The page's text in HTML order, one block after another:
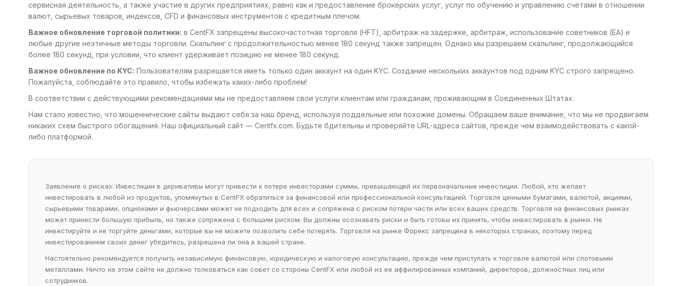
сервисная деятельность, а также участие в других предприятиях, равно как и предоставление брокерских услуг, услуг по обучению и управлению счётами в отношении
валют, сырьевых товаров, индексов, CFD и финансовых инструментов с кредитным плечом.
Важное обновление торговой политики: в CentFX запрещены высокочастотная торговля (HFT), арбитраж на задержке, арбитраж, использование советников (EA) и
любые другие неэтичные методы торговли. Скальпинг с продолжительностью менее 180 секунд также запрещен. Однако мы разрешаем скальпинг, продолжающийся
более 180 секунд, при условии, что клиент удерживает позицию не менее 180 секунд.
Важное обновление по KYC: Пользователям разрешается иметь только один аккаунт на один KYC. Создание нескольких аккаунтов под одним KYC строго запрещено.
Пожалуйста, соблюдайте это правило, чтобы избежать каких-либо проблем!
В соответствии с действующими рекомендациями мы не предоставляем свои услуги клиентам или гражданам, проживающим в Соединенных Штатах.
Нам стало известно, что мошеннические сайты выдают себя за наш бренд, используя поддельные или похожие домены. Обращаем ваше внимание, что мы не продвигаем
никаких схем быстрого обогащения. Наш официальный сайт — Centfx.com. Будьте бдительны и проверяйте URL-адреса сайтов, прежде чем взаимодействовать с какой-
либо платформой.
Заявление о рисках: Инвестиции в деривативы могут привести к потере инвесторами суммы, превышающей их первоначальные инвестиции. Любой, кто желает
инвестировать в любой из продуктов, упомянутых в CentFX обратиться за финансовой или профессиональной консультацией. Торговля ценными бумагами, валютой, акциями,
сырьевыми товарами, опционами и фьючерсами может не подходить для всех и сопряжена с риском потери части или всех ваших средств. Торговля на финансовых рынках
может принести большую прибыль, но также сопряжена с большим риском. Вы должны осознавать риски и быть готовы их принять, чтобы инвестировать в рынки. Не
инвестируйте и не торгуйте деньгами, которые вы не можете позволить себе потерять. Торговля на рынке Форекс запрещена в некоторых странах, поэтому перед
инвестированием своих денег убедитесь, разрешена ли она в вашей стране.
Настоятельно рекомендуется получить независимую финансовую, юридическую и налоговую консультацию, прежде чем приступать к торговле валютой или спотовыми
металлами. Ничто на этом сайте не должно толковаться как совет со стороны CentFX или любой из ее аффилированных компаний, директоров, должностных лиц или
сотрудников.